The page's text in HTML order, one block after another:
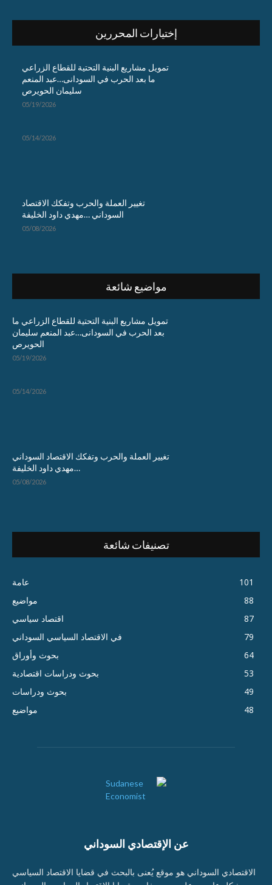
إختيارات المحررين
تمويل مشاريع البنية التحتية للقطاع الزراعي
ما بعد الحرب في السودانى…عبد المنعم
سليمان الحويرص
05/19/2026
05/14/2026
تغيير العملة والحرب وتفكك الاقتصاد
السوداني …مهدي داود الخليفة
05/08/2026
مواضيع شائعة
تمويل مشاريع البنية التحتية للقطاع الزراعي ما
بعد الحرب في السودانى…عبد المنعم سليمان
الحويرص
05/19/2026
05/14/2026
تغيير العملة والحرب وتفكك الاقتصاد السوداني
…مهدي داود الخليفة
05/08/2026
تصنيفات شائعة
عامة
101
مواضيع
88
اقتصاد سياسي
87
في الاقتصاد السياسي السوداني
79
بحوث وأوراق
64
بحوث ودراسات اقتصادية
53
بحوث ودراسات
49
مواضيع
48
عن الإقتصادي السوداني
الاقتصادي السوداني هو موقع يُعنى بالبحث في قضايا الاقتصاد السياسي